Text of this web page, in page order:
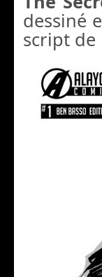
dessiné
script de